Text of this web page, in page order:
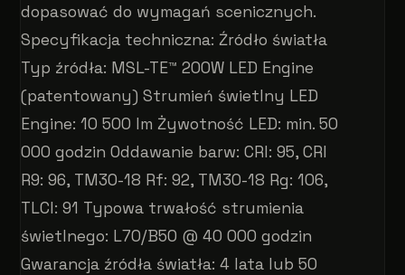
dopasować do wymagań scenicznych.
Specyfikacja techniczna: Źródło światła
Typ źródła: MSL-TE™ 200W LED Engine
(patentowany) Strumień świetlny LED
Engine: 10 500 lm Żywotność LED: min. 50
000 godzin Oddawanie barw: CRI: 95, CRI
R9: 96, TM30-18 Rf: 92, TM30-18 Rg: 106,
TLCI: 91 Typowa trwałość strumienia
świetlnego: L70/B50 @ 40 000 godzin
Gwarancja źródła światła: 4 lata lub 50